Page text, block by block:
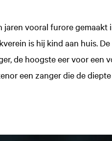
jaren vooral furore gemaakt
is hij kind aan huis.
de hoogste eer voor een
een zanger die de